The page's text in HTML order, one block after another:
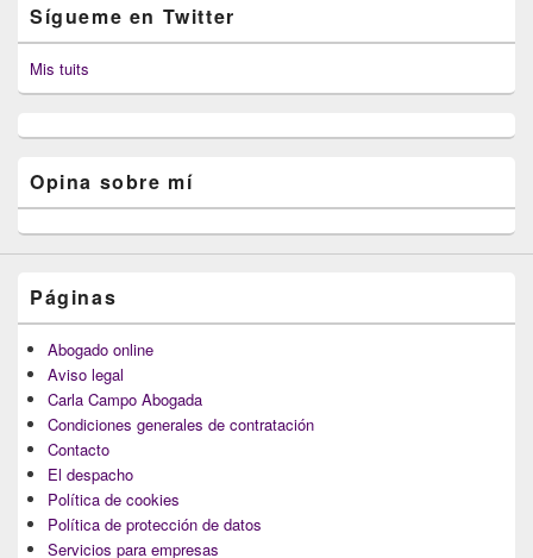
Sígueme en Twitter
Mis tuits
Opina sobre mí
Páginas
Abogado online
Aviso legal
Carla Campo Abogada
Condiciones generales de contratación
Contacto
El despacho
Política de cookies
Política de protección de datos
Servicios para empresas